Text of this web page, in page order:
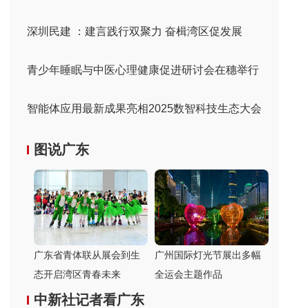
深圳民建 ：建言践行双聚力 奋楫湾区促发展
青少年睡眠与中医心理健康促进研讨会在穗举行
智能体应用最新成果亮相2025数智科技生态大会
图说广东
广东省青体联从展会到生
态开启湾区青春未来
广州国际灯光节展出多幅
全运会主题作品
中新社记者看广东